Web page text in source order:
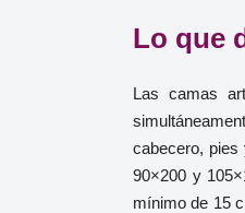
Lo que
Las camas
cabecero, pies
90×200 y
mínimo de 15